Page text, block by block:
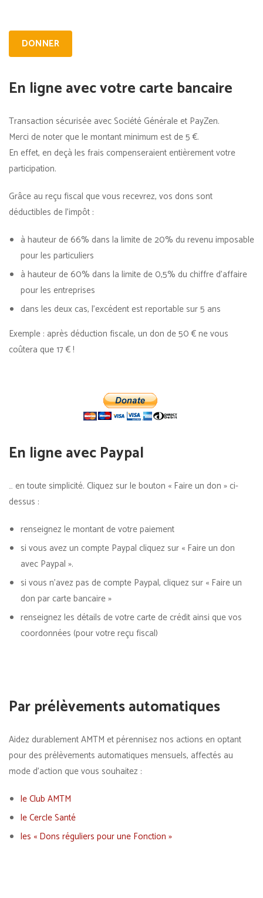
DONNER
En ligne avec votre carte bancaire
Transaction sécurisée avec Société Générale et PayZen.
Merci de noter que le montant minimum est de 5 €.
En effet, en deçà les frais compenseraient entièrement votre
participation.
Grâce au reçu fiscal que vous recevrez, vos dons sont
déductibles de l’impôt :
à hauteur de 66% dans la limite de 20% du revenu imposable
pour les particuliers
à hauteur de 60% dans la limite de 0,5% du chiffre d’affaire
pour les entreprises
dans les deux cas, l’excédent est reportable sur 5 ans
Exemple : après déduction fiscale, un don de 50 € ne vous
coûtera que 17 € !
En ligne avec Paypal
… en toute simplicité. Cliquez sur le bouton « Faire un don » ci-
dessus :
renseignez le montant de votre paiement
si vous avez un compte Paypal cliquez sur « Faire un don
avec Paypal ».
si vous n’avez pas de compte Paypal, cliquez sur « Faire un
don par carte bancaire »
renseignez les détails de votre carte de crédit ainsi que vos
coordonnées (pour votre reçu fiscal)
Par prélèvements automatiques
Aidez durablement AMTM et pérennisez nos actions en optant
pour des prélèvements automatiques mensuels, affectés au
mode d’action que vous souhaitez :
le Club AMTM
le Cercle Santé
les « Dons réguliers pour une Fonction »